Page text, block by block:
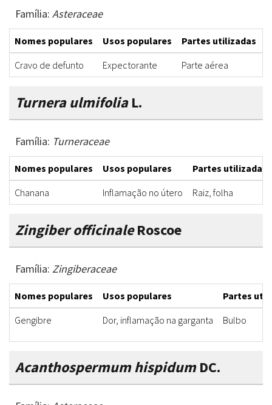
Família: Asteraceae
Nomes populares Usos populares Partes utilizadas
Cravo de defunto
Expectorante Parte aérea
Turnera ulmifoliaL.
Família: Turneraceae
Nomes populares Usos populares
Partes utilizadas
Chanana
Inflamação no útero Raiz, folha
Zingiber officinaleRoscoe
Família: Zingiberaceae
Nomes populares Usos populares
Partes
Gengibre
Dor, inflamação na garganta Bulbo
Acanthospermum hispidumDC.